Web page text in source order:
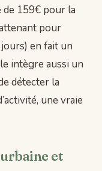
159€ pour la
pour
en fait un
intègre aussi un
détecter la
une vraie
et